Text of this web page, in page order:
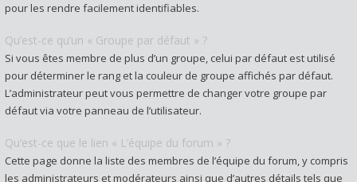
pour les rendre facilement identifiables.
Qu’est-ce qu’un « Groupe par défaut » ?
Si vous êtes membre de plus d’un groupe, celui par défaut est utilisé
pour déterminer le rang et la couleur de groupe affichés par défaut.
L’administrateur peut vous permettre de changer votre groupe par
défaut via votre panneau de l’utilisateur.
Qu’est-ce que le lien « L’équipe du forum » ?
Cette page donne la liste des membres de l’équipe du forum, y compris
les administrateurs et modérateurs ainsi que d’autres détails tels que